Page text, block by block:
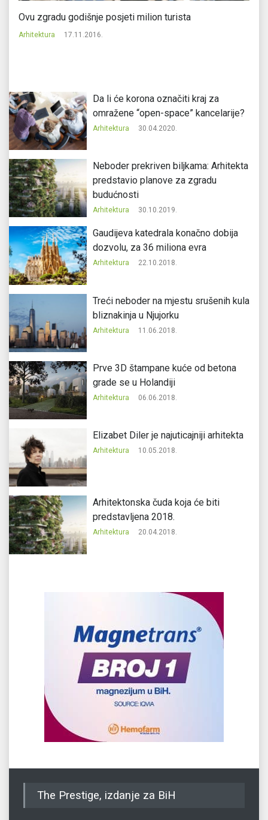
Ovu zgradu godišnje posjeti milion turista
Arhitektura 17.11.2016.
Da li će korona označiti kraj za
omražene “open-space” kancelarije?
Arhitektura 30.04.2020.
Neboder prekriven biljkama: Arhitekta
predstavio planove za zgradu
budućnosti
Arhitektura 30.10.2019.
Gaudijeva katedrala konačno dobija
dozvolu, za 36 miliona evra
Arhitektura 22.10.2018.
Treći neboder na mjestu srušenih kula
bliznakinja u Njujorku
Arhitektura 11.06.2018.
Prve 3D štampane kuće od betona
grade se u Holandiji
Arhitektura 06.06.2018.
Elizabet Diler je najuticajniji arhitekta
Arhitektura 10.05.2018.
Arhitektonska čuda koja će biti
predstavljena 2018.
Arhitektura 20.04.2018.
The Prestige, izdanje za BiH